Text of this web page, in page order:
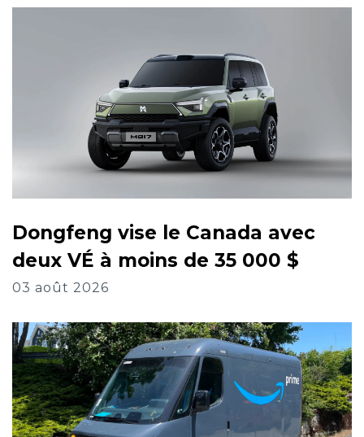
Dongfeng vise le Canada avec
deux VÉ à moins de 35 000 $
03 août 2026